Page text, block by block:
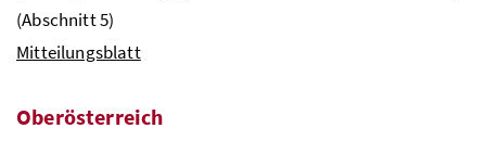
(Abschnitt 5)
Mitteilungsblatt
Oberösterreich